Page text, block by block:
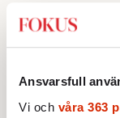
Ansvarsfull
Vi och våra 363